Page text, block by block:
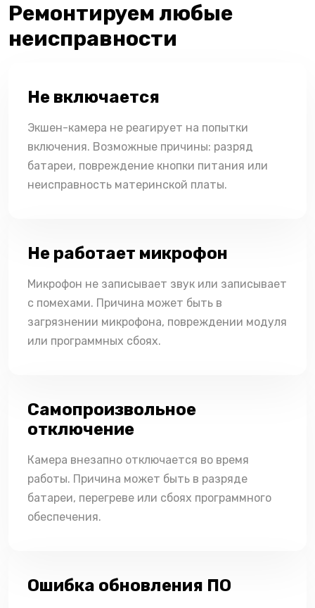
Ремонтируем любые
неисправности
Не включается
Экшен-камера не реагирует на попытки
включения. Возможные причины: разряд
батареи, повреждение кнопки питания или
неисправность материнской платы.
Не работает микрофон
Микрофон не записывает звук или записывает
с помехами. Причина может быть в
загрязнении микрофона, повреждении модуля
или программных сбоях.
Самопроизвольное
отключение
Камера внезапно отключается во время
работы. Причина может быть в разряде
батареи, перегреве или сбоях программного
обеспечения.
Ошибка обновления ПО